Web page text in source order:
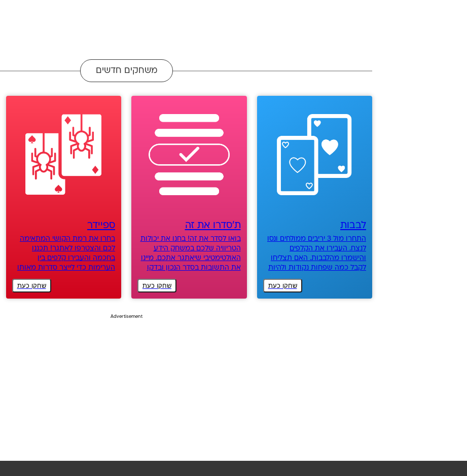
משחקים חדשים
לבבות
התחרו מול 3 יריבים ממולחים ונסו
לנצח. העבירו את הקלפים
והישמרו מהלבבות. האם תצליחו
לקבל כמה שפחות נקודות ולהיות
שחקו כעת
ת'סדרו את זה
בואו לסדר את זה! בחנו את יכולות
הטריוויה שלכם במשחק הידע
האולטימטיבי שיאתגר אתכם. מיינו
את התשובות בסדר הנכון ובדקו
עד כמה אתם חזקים בידע כללי
שחקו כעת
ספיידר
בחרו את רמת הקושי המתאימה
לכם והצטרפו לאתגר! תכננו
בחכמה והעבירו קלפים בין
הערימות כדי לייצר סדרות מאותו
הצבע והצורה מבלי להתקע.
שחקו כעת